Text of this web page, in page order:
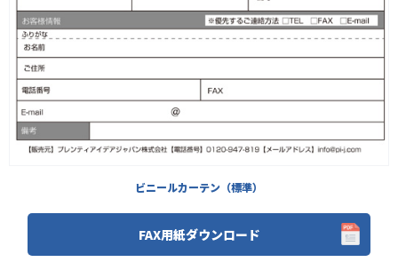
ビニールカーテン（標準）
FAX用紙ダウンロード